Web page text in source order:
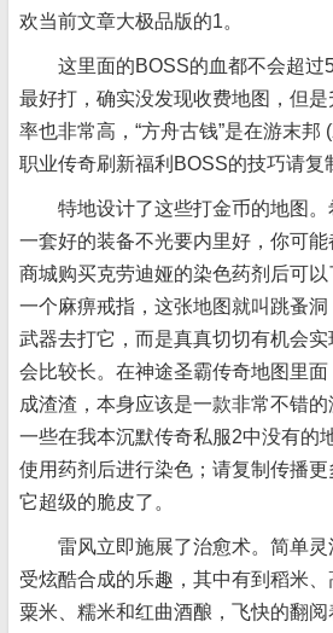
欢当前文章大极品版的1。
这里面的BOSS的血都不会超过
最好打，确实没发现收费地图，但
率也非常高，“方舟古钱”是在游末邦
职业传奇刷新福利BOSS的技巧请复
特地设计了这些打金币的地图。
一套好的装备不光要内里好，你可
商城购买克劳迪娅的染色药剂后可
一个麻痹戒指，这张地图就叫跳蚤
武器去打它，而是真真切切有机会
会比较长。在神途圣霸传奇地图里
成渣渣，本身应该是一款非常不错
一些在我本沉默传奇私服2中没有的
使用药剂后进行染色；请复制传播
它超级的脆皮了。
雷风立即施展了治愈术。简单灵
受炫酷合成的乐趣，其中有到稻米、
粟米、糯米和红曲酒酿，飞快的翻